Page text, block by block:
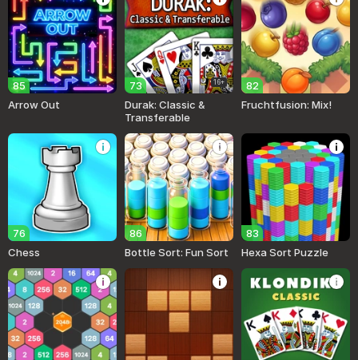
85
Arrow Out
73 16+
Durak: Classic &
Transferable
82
Fruchtfusion: Mix!
76
Chess
86
Bottle Sort: Fun Sort
83
Hexa Sort Puzzle